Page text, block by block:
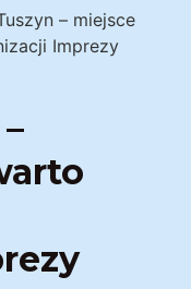
– miejsce
Imprezy